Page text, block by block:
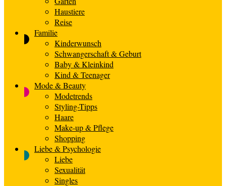
Haustiere
Reise
Familie
Kinderwunsch
Schwangerschaft & Geburt
Baby & Kleinkind
Kind & Teenager
Mode & Beauty
Modetrends
Styling-Tipps
Haare
Make-up & Pflege
Shopping
Liebe & Psychologie
Liebe
Sexualität
Singles